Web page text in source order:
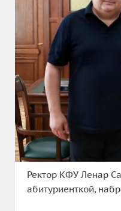
Ректор КФУ Ленар
абитуриенткой,